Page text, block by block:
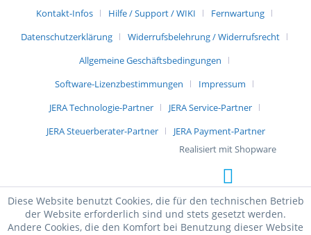
Kontakt-Infos
Hilfe / Support / WIKI
Fernwartung
Datenschutzerklärung
Widerrufsbelehrung / Widerrufsrecht
Allgemeine Geschäftsbedingungen
Software-Lizenzbestimmungen
Impressum
JERA Technologie-Partner
JERA Service-Partner
JERA Steuerberater-Partner
JERA Payment-Partner
Realisiert mit Shopware
Diese Website benutzt Cookies, die für den technischen Betrieb
der Website erforderlich sind und stets gesetzt werden.
Andere Cookies, die den Komfort bei Benutzung dieser Website